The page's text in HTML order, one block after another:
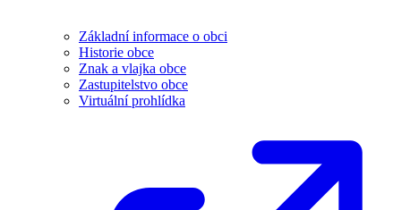
Základní informace o obci
Historie obce
Znak a vlajka obce
Zastupitelstvo obce
Virtuální prohlídka